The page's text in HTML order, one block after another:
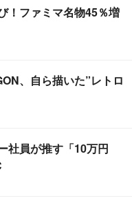
！ファミマ名物45％増
、自ら描いた”レトロ
社員が推す「10万円